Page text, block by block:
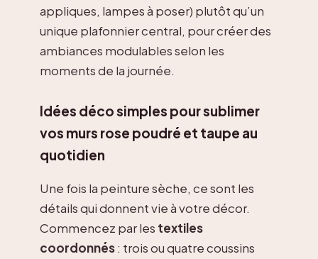
appliques, lampes à poser) plutôt qu’un
unique plafonnier central, pour créer des
ambiances modulables selon les
moments de la journée.
Idées déco simples pour sublimer
vos murs rose poudré et taupe au
quotidien
Une fois la peinture sèche, ce sont les
détails qui donnent vie à votre décor.
Commencez par les textiles
coordonnés: trois ou quatre coussins